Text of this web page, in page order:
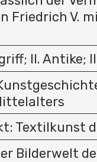
Friedrich V.
II. Antike;
Textilkunst
Bilderwelt